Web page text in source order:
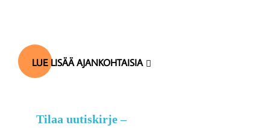
v
LUE LISÄÄ AJANKOHTAISIA
Tilaa uutiskirje –